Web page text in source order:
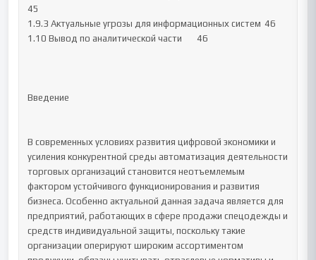
45
1.9.3 Актуальные угрозы для информационных систем	46
1.10 Вывод по аналитической части	46
Введение
В современных условиях развития цифровой экономики и
усиления конкурентной среды автоматизация деятельности
торговых организаций становится неотъемлемым
фактором устойчивого функционирования и развития
бизнеса. Особенно актуальной данная задача является для
предприятий, работающих в сфере продажи спецодежды и
средств индивидуальной защиты, поскольку такие
организации оперируют широким ассортиментом